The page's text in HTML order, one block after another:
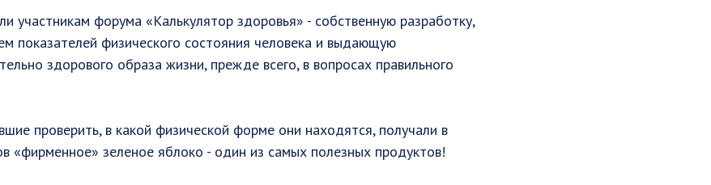
участникам форума «Калькулятор здоровья» - собственную разработку,
показателей физического состояния человека и выдающую
здорового образа жизни, прежде всего, в вопросах правильного
проверить, в какой физической форме они находятся, получали в
«фирменное» зеленое яблоко - один из самых полезных продуктов! ⠀